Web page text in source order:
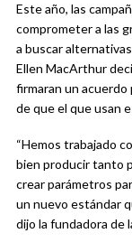
Este año, las
comprometer a las
a buscar
Ellen MacArthur
firmaran un acuerdo
de que el que usan
“Hemos trabajado
bien producir tanto
crear parámetros
un nuevo estándar
dijo la fundadora de